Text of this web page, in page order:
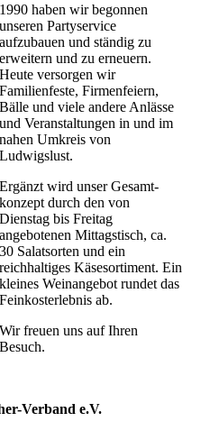
1990 haben wir begonnen
unseren Partyservice
aufzubauen und ständig zu
erweitern und zu erneuern.
Heute versorgen wir
Familienfeste, Fir­men­fei­ern,
Bälle und viele andere An­lässe
und Veranstaltungen in und im
nahen Umkreis von
Ludwigslust.
Ergänzt wird unser Ge­samt­
konzept durch den von
Dienstag bis Freitag
angebotenen Mittagstisch, ca.
30 Salatsorten und ein
reichhaltiges Kä­se­sor­ti­ment. Ein
kleines Wein­an­ge­bot rundet das
Feinkosterlebnis ab.
Wir freuen uns auf Ihren
Besuch.
Verband e.V.